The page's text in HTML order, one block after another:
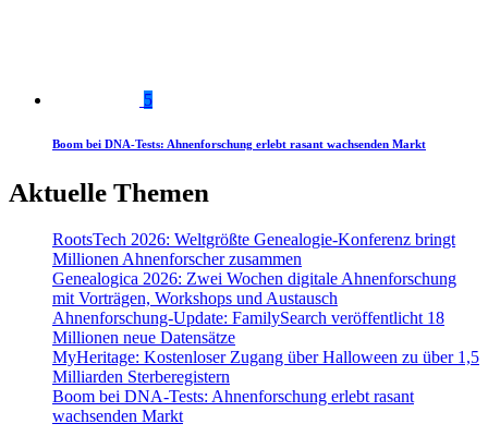
5
Boom bei DNA-Tests: Ahnenforschung erlebt rasant wachsenden Markt
Aktuelle Themen
RootsTech 2026: Weltgrößte Genealogie-Konferenz bringt
Millionen Ahnenforscher zusammen
Genealogica 2026: Zwei Wochen digitale Ahnenforschung
mit Vorträgen, Workshops und Austausch
Ahnenforschung-Update: FamilySearch veröffentlicht 18
Millionen neue Datensätze
MyHeritage: Kostenloser Zugang über Halloween zu über 1,5
Milliarden Sterberegistern
Boom bei DNA-Tests: Ahnenforschung erlebt rasant
wachsenden Markt